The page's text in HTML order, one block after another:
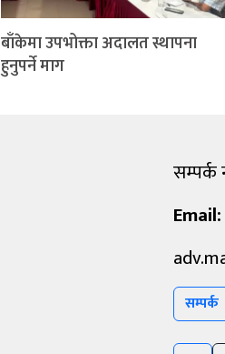
बाँकेमा उपभोक्ता अदालत स्थापना
हुनुपर्ने माग
सम्पर्क
Email:
सम्पर्क